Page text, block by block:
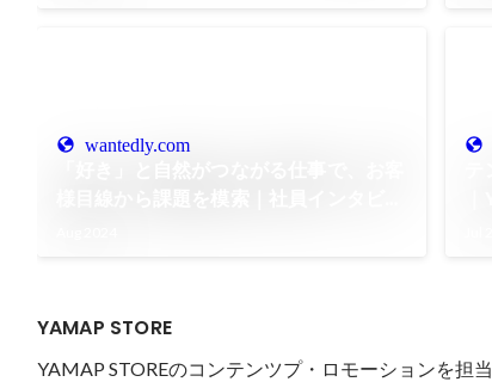
wantedly.com
YAMAP STORE
YAMAP STOREのコンテンツプ・ロモーションを担当